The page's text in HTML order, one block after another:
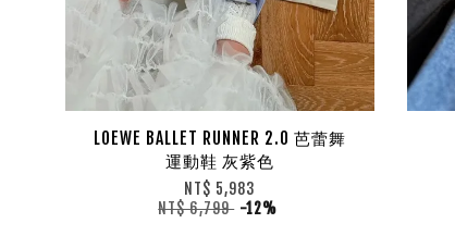
LOEWE BALLET RUNNER 2.0 芭蕾舞
運動鞋 灰紫色
NT$ 5,983
NT$ 6,799 -12%